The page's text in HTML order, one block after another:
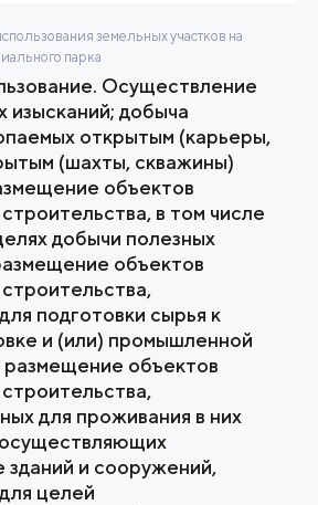
земельных участков на
парка
Осуществление
изысканий; добыча
открытым (карьеры,
(шахты, скважины)
объектов
в том числе
добычи полезных
объектов
подготовки сырья к
и (или) промышленной
объектов
для проживания в них
зданий и сооружений,
целей